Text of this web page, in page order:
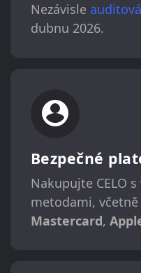
Nezávisle
dubnu 2026.
Bezpečné
Nakupujte CELO
metodami,
Mastercard,